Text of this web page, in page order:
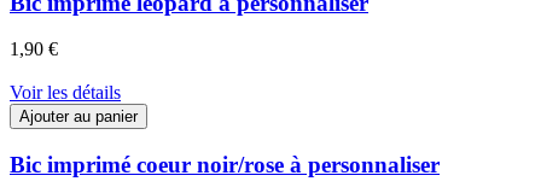
1,90 €
Voir les détails
Ajouter au panier
Bic imprimé coeur noir/rose à personnaliser